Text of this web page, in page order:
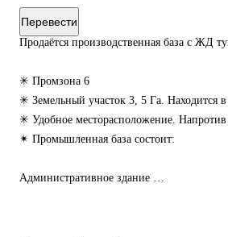
Перевести
Продаётся производственная база с ЖД
✳ Промзона 6
✳ Земельный участок 3, 5 Га. Находится в
✳ Удобное месторасположение.
✴ Промышленная база состоит:
Административное здание